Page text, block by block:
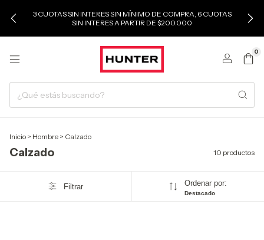
3 CUOTAS SIN INTERES SIN MÍNIMO DE COMPRA, 6 CUOTAS
SIN INTERES A PARTIR DE $200.000
0
Inicio > Hombre > Calzado
Calzado 10 productos
Filtrar Ordenar por:
Destacado